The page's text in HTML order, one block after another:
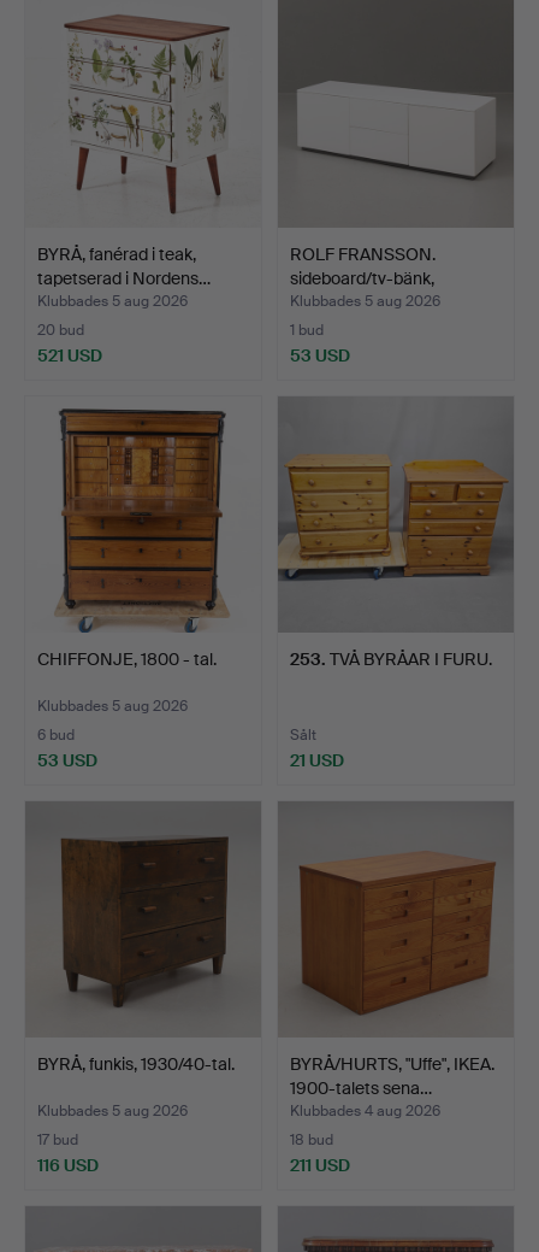
BYRÅ, fanérad i teak,
tapetserad i Nordens…
Klubbades 5 aug 2026
20 bud
521 USD
ROLF FRANSSON.
sideboard/tv-bänk,
lackerad…
Klubbades 5 aug 2026
1 bud
53 USD
CHIFFONJE, 1800 - tal.
Klubbades 5 aug 2026
6 bud
53 USD
253. TVÅ BYRÅAR I FURU.
Sålt
21 USD
BYRÅ, funkis, 1930/40-tal.
Klubbades 5 aug 2026
17 bud
116 USD
BYRÅ/HURTS, "Uffe", IKEA.
1900-talets sena…
Klubbades 4 aug 2026
18 bud
211 USD